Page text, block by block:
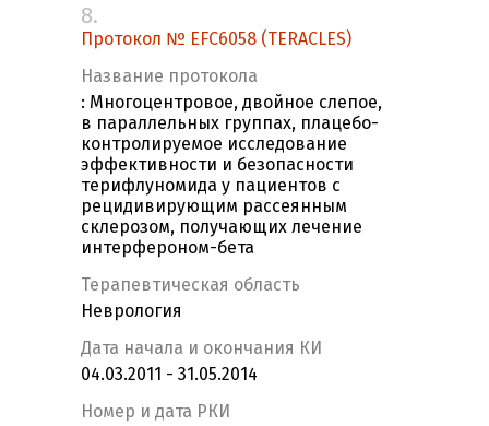
8.
Протокол № EFC6058 (TERACLES)
Название протокола
: Многоцентровое, двойное слепое,
в параллельных группах, плацебо-
контролируемое исследование
эффективности и безопасности
терифлуномида у пациентов с
рецидивирующим рассеянным
склерозом, получающих лечение
интерфероном-бета
Терапевтическая область
Неврология
Дата начала и окончания КИ
04.03.2011 - 31.05.2014
Номер и дата РКИ